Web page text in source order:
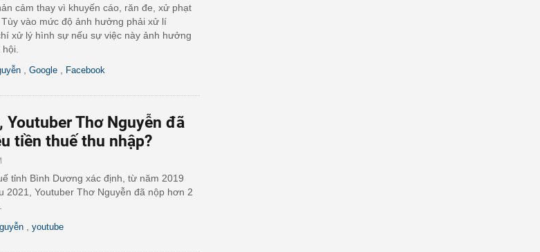
cảm thay vì khuyến cáo, răn đe, xử phạt
vào mức độ ảnh hưởng phải xử lí
xử lý hình sự nếu sự việc này ảnh hưởng
Google Facebook
Youtuber Thơ Nguyễn đã
tiền thuế thu nhập?
tỉnh Bình Dương xác định, từ năm 2019
2021, Youtuber Thơ Nguyễn đã nộp hơn 2
youtube